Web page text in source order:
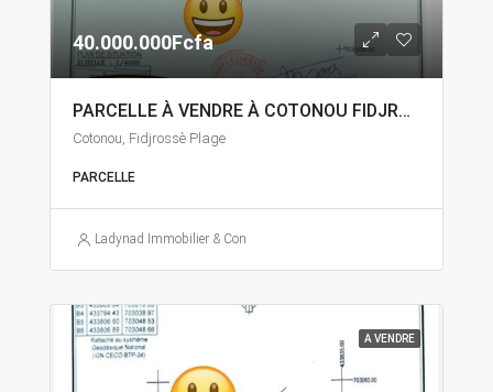
40.000.000Fcfa
PARCELLE À VENDRE À COTONOU FIDJROSSÈ
Cotonou, Fidjrossè Plage
PARCELLE
Ladynad Immobilier & Construction
A VENDRE